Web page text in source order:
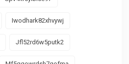
Iwodhark82xhvywj
Jfl52rd6w5putk2